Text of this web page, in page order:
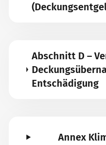
Abschnitt D –
Entschädigung
Annex